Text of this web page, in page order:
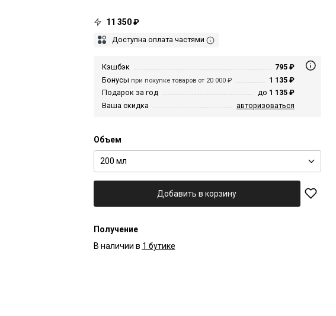
11 350 ₽
Доступна оплата частями
Кэшбэк
795 ₽
Бонусы при покупке товаров от 20 000 ₽
1 135 ₽
Подарок за год
до 1 135 ₽
Ваша скидка
авторизоваться
Объем
200 мл
Добавить в корзину
Получение
В наличии в 1 бутике